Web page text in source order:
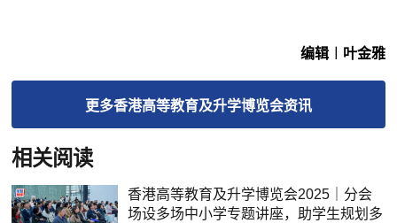
编辑︱叶金雅
更多香港高等教育及升学博览会资讯
相关阅读
香港高等教育及升学博览会2025｜分会
场设多场中小学专题讲座，助学生规划多